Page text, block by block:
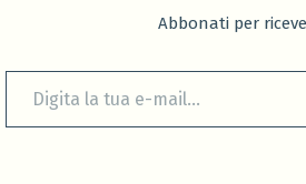
Abbonati per
Digita la tua e-mail...